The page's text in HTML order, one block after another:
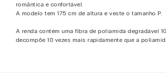
romântica e confortável.
A modelo tem 175 cm de altura e veste o tamanho P.
A renda contém uma fibra de poliamida degradável
decompõe 10 vezes mais rapidamente que a